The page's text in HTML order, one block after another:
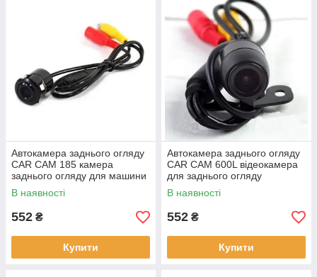
Автокамера заднього огляду
CAR CAM 185 камера
заднього огляду для машини
паркувальна відеокамера
В наявності
552 ₴
Купити
Автокамера заднього огляду
CAR CAM 600L відеокамера
для заднього огляду
паркувальна камера
В наявності
552 ₴
Купити